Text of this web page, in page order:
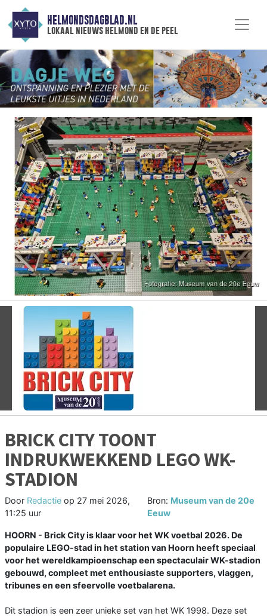
HELMONDSDAGBLAD.NL
lokaal nieuws helmond en de peel
Vorige
BRICK CITY TOONT
INDRUKWEKKEND LEGO WK-
STADION
Door Redactie op 27 mei 2026,
11:25 uur
Bron: Museum van de 20e
Eeuw
HOORN - Brick City is klaar voor het WK voetbal 2026. De
populaire LEGO-stad in het station van Hoorn heeft speciaal
voor het wereldkampioenschap een spectaculair WK-stadion
gebouwd, compleet met enthousiaste supporters, vlaggen,
tribunes en een sfeervolle voetbalarena.
Dit stadion is een zeer unieke set van het WK 1998. Deze set